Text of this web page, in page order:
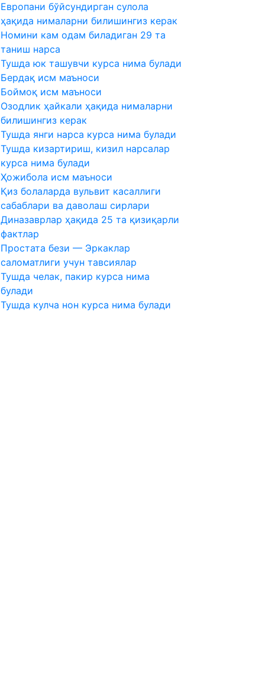
Европани бўйсундирган сулола
ҳақида нималарни билишингиз керак
Номини кам одам биладиган 29 та
таниш нарса
Тушда юк ташувчи курса нима булади
Бердақ исм маъноси
Боймоқ исм маъноси
Озодлик ҳайкали ҳақида нималарни
билишингиз керак
Тушда янги нарса курса нима булади
Тушда кизартириш, кизил нарсалар
курса нима булади
Ҳожибола исм маъноси
Қиз болаларда вульвит касаллиги
сабаблари ва даволаш сирлари
Диназаврлар ҳақида 25 та қизиқарли
фактлар
Простата бези — Эркаклар
саломатлиги учун тавсиялар
Тушда челак, пакир курса нима
булади
Тушда кулча нон курса нима булади